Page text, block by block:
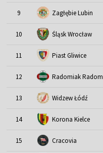
9 Zagłębie Lubin
10 Śląsk Wrocław
11 Piast Gliwice
12 Radomiak Radom
13 Widzew Łódź
14 Korona Kielce
15 Cracovia